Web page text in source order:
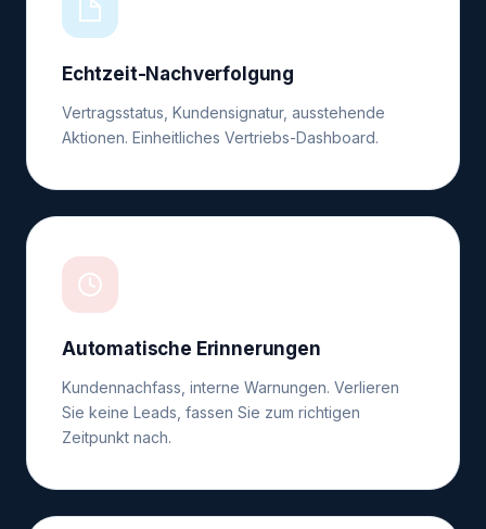
Echtzeit-Nachverfolgung
Vertragsstatus, Kundensignatur, ausstehende
Aktionen. Einheitliches Vertriebs-Dashboard.
Automatische Erinnerungen
Kundennachfass, interne Warnungen. Verlieren
Sie keine Leads, fassen Sie zum richtigen
Zeitpunkt nach.